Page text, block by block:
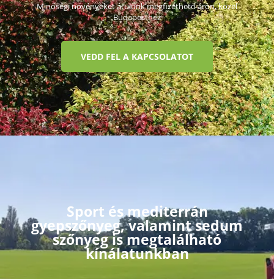
Minőségi növényeket árulunk megfizethető áron, közel
Budapesthez
VEDD FEL A KAPCSOLATOT
Sport és mediterrán
gyepszőnyeg, valamint sedum
szőnyeg is megtalálható
kínálatunkban